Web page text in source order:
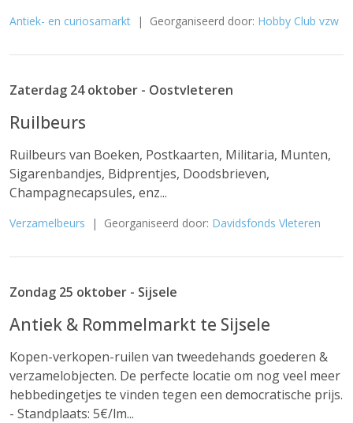
Antiek- en curiosamarkt | Georganiseerd door: Hobby Club vzw
Zaterdag 24 oktober - Oostvleteren
Ruilbeurs
Ruilbeurs van Boeken, Postkaarten, Militaria, Munten,
Sigarenbandjes, Bidprentjes, Doodsbrieven,
Champagnecapsules, enz...
Verzamelbeurs | Georganiseerd door: Davidsfonds Vleteren
Zondag 25 oktober - Sijsele
Antiek & Rommelmarkt te Sijsele
Kopen-verkopen-ruilen van tweedehands goederen &
verzamelobjecten. De perfecte locatie om nog veel meer
hebbedingetjes te vinden tegen een democratische prijs.
- Standplaats: 5€/lm...